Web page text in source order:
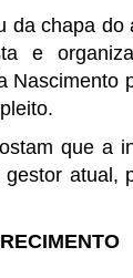
da chapa do
e
Nascimento
que a
atual,